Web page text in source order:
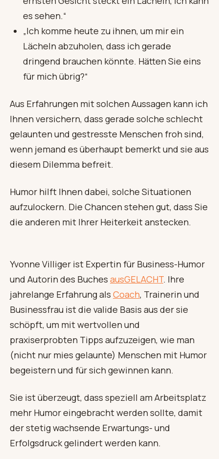
es sehen.“
„Ich komme heute zu ihnen, um mir ein
Lächeln abzuholen, dass ich gerade
dringend brauchen könnte. Hätten Sie eins
für mich übrig?“
Aus Erfahrungen mit solchen Aussagen kann ich
Ihnen versichern, dass gerade solche schlecht
gelaunten und gestresste Menschen froh sind,
wenn jemand es überhaupt bemerkt und sie aus
diesem Dilemma befreit.
Humor hilft Ihnen dabei, solche Situationen
aufzulockern. Die Chancen stehen gut, dass Sie
die anderen mit Ihrer Heiterkeit anstecken.
Yvonne Villiger ist Expertin für Business-Humor
und Autorin des Buches ausGELACHT. Ihre
jahrelange Erfahrung als Coach, Trainerin und
Businessfrau ist die valide Basis aus der sie
schöpft, um mit wertvollen und
praxiserprobten Tipps aufzuzeigen, wie man
(nicht nur mies gelaunte) Menschen mit Humor
begeistern und für sich gewinnen kann.
Sie ist überzeugt, dass speziell am Arbeitsplatz
mehr Humor eingebracht werden sollte, damit
der stetig wachsende Erwartungs- und
Erfolgsdruck gelindert werden kann.